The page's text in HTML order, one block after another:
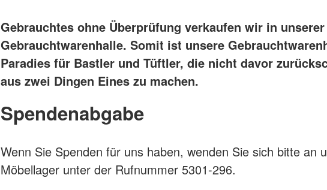
Gebrauchtes ohne Überprüfung verkaufen wir in unserer
Gebrauchtwarenhalle. Somit ist unsere
Paradies für Bastler und Tüftler, die nicht davor
aus zwei Dingen Eines zu machen.
Spendenabgabe
Wenn Sie Spenden für uns haben, wenden Sie sich bitte an
Möbellager unter der Rufnummer 5301-296.